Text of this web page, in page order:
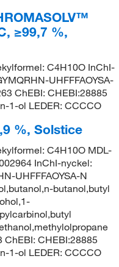
≥99,7 %,
C4H10O InChI-
UHFFFAOYSA-
ChEBI: CHEBI:28885
1-ol LEDER: CCCCO
%, Solstice
C4H10O MDL-
InChI-nyckel:
UHFFFAOYSA-N
butanol,butyl
ChEBI: CHEBI:28885
1-ol LEDER: CCCCO